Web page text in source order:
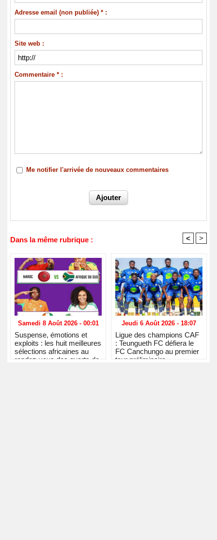
Adresse email (non publiée) * :
Site web :
Commentaire * :
Me notifier l'arrivée de nouveaux commentaires
Dans la même rubrique : < >
Samedi 8 Août 2026 - 00:01
Suspense, émotions et
exploits : les huit meilleures
sélections africaines au
rendez-vous des quarts de
Jeudi 6 Août 2026 - 18:07
Ligue des champions CAF
: Teungueth FC défiera le
FC Canchungo au premier
tour préliminaire